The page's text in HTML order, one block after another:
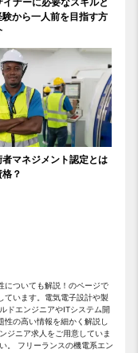
イナーに必要なスキルと
験から一人前を目指す方
者マネジメント認定とは
？
についても解説！のページで
ています。電気電子設計や製
ドエンジニアやITシステム開
の高い情報を細かく解説し
ジニア求人をご用意していま
。 フリーランスの機電系エン